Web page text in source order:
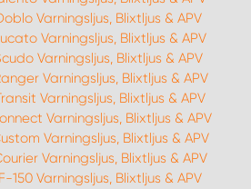
Varningsljus, Blixtljus & APV
Varningsljus, Blixtljus & APV
Varningsljus, Blixtljus & APV
Varningsljus, Blixtljus & APV
Varningsljus, Blixtljus & APV
Varningsljus, Blixtljus & APV
Varningsljus, Blixtljus & APV
Varningsljus, Blixtljus & APV
150 Varningsljus, Blixtljus & APV